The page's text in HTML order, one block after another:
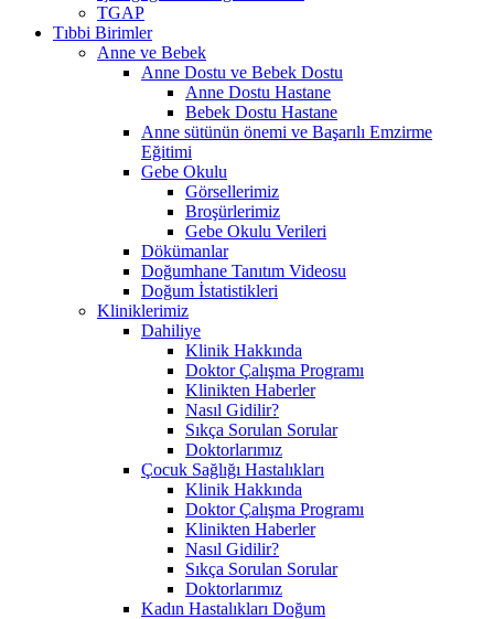
TGAP
Tıbbi Birimler
Anne ve Bebek
Anne Dostu ve Bebek Dostu
Anne Dostu Hastane
Bebek Dostu Hastane
Anne sütünün önemi ve Başarılı Emzirme
Eğitimi
Gebe Okulu
Görsellerimiz
Broşürlerimiz
Gebe Okulu Verileri
Dökümanlar
Doğumhane Tanıtım Videosu
Doğum İstatistikleri
Kliniklerimiz
Dahiliye
Klinik Hakkında
Doktor Çalışma Programı
Klinikten Haberler
Nasıl Gidilir?
Sıkça Sorulan Sorular
Doktorlarımız
Çocuk Sağlığı Hastalıkları
Klinik Hakkında
Doktor Çalışma Programı
Klinikten Haberler
Nasıl Gidilir?
Sıkça Sorulan Sorular
Doktorlarımız
Kadın Hastalıkları Doğum